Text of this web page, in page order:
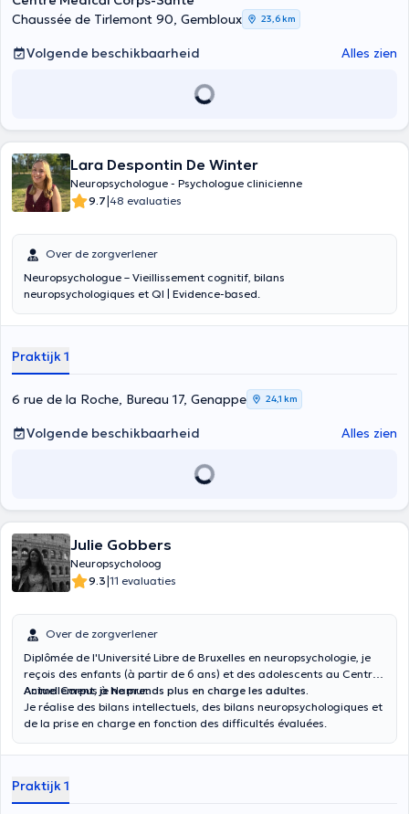
Chaussée de Tirlemont 90, Gembloux
23,6 km
Volgende beschikbaarheid Alles zien
Lara Despontin De Winter
Neuropsychologue - Psychologue clinicienne
9.7|48 evaluaties
Over de zorgverlener
Neuropsychologue – Vieillissement cognitif, bilans
neuropsychologiques et QI | Evidence-based.
Praktijk 1
6 rue de la Roche, Bureau 17, Genappe 24,1 km
Volgende beschikbaarheid Alles zien
Julie Gobbers
Neuropsycholoog
9.3|11 evaluaties
Over de zorgverlener
Diplômée de l'Université Libre de Bruxelles en neuropsychologie, je
reçois des enfants (à partir de 6 ans) et des adolescents au Centre
Anima Corpus à Namur.
Actuellement, je ne prends plus en charge les adultes.
Je réalise des bilans intellectuels, des bilans neuropsychologiques et
de la prise en charge en fonction des difficultés évaluées.
Praktijk 1